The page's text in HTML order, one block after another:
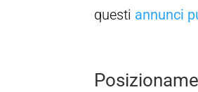
questi annunci